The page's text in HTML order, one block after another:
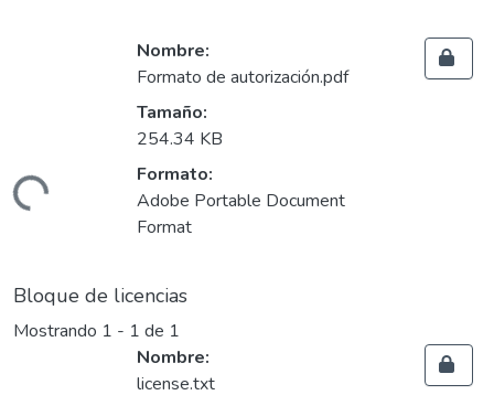
Nombre:
Formato de autorización.pdf
Tamaño:
254.34 KB
Formato:
Adobe Portable Document
Format
Bloque de licencias
Mostrando 1 - 1 de 1
Nombre:
license.txt